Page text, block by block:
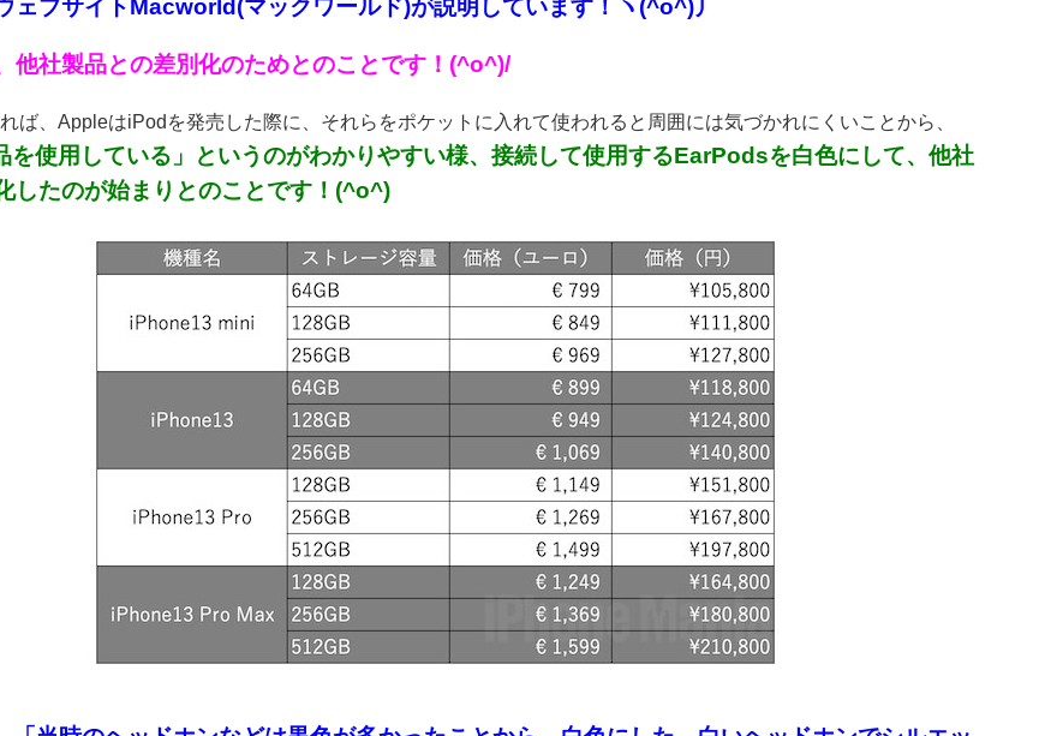
ェブサイトMacworld(マックワールド)が説明しています！ヽ(^o^)丿
他社製品との差別化のためとのことです！(^o^)/
ば、AppleはiPodを発売した際に、それらをポケットに入れて使われると周囲には気づかれにくいことから、
を使用している」というのがわかりやすい様、接続して使用するEarPodsを白色にして、他社
したのが始まりとのことです！(^o^)